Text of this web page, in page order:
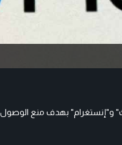
و"إنستغرام" بهدف منع